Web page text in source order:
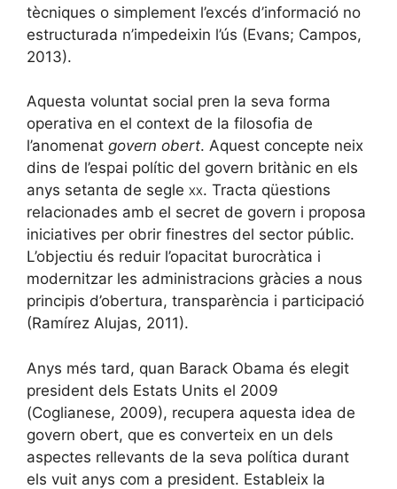
tècniques o simplement l’excés d’informació no
estructurada n’impedeixin l’ús (Evans; Campos,
2013).
Aquesta voluntat social pren la seva forma
operativa en el context de la filosofia de
l’anomenat govern obert. Aquest concepte neix
dins de l’espai polític del govern britànic en els
anys setanta de segle xx. Tracta qüestions
relacionades amb el secret de govern i proposa
iniciatives per obrir finestres del sector públic.
L’objectiu és reduir l’opacitat burocràtica i
modernitzar les administracions gràcies a nous
principis d’obertura, transparència i participació
(Ramírez Alujas, 2011).
Anys més tard, quan Barack Obama és elegit
president dels Estats Units el 2009
(Coglianese, 2009), recupera aquesta idea de
govern obert, que es converteix en un dels
aspectes rellevants de la seva política durant
els vuit anys com a president. Estableix la